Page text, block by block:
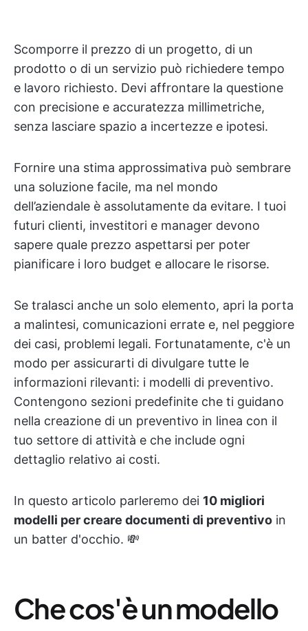
Scomporre il prezzo di un progetto, di un
prodotto o di un servizio può richiedere tempo
e lavoro richiesto. Devi affrontare la questione
con precisione e accuratezza millimetriche,
senza lasciare spazio a incertezze e ipotesi.
Fornire una stima approssimativa può sembrare
una soluzione facile, ma nel mondo
dell’aziendale è assolutamente da evitare. I tuoi
futuri clienti, investitori e manager devono
sapere quale prezzo aspettarsi per poter
pianificare i loro budget e allocare le risorse.
Se tralasci anche un solo elemento, apri la porta
a malintesi, comunicazioni errate e, nel peggiore
dei casi, problemi legali. Fortunatamente, c'è un
modo per assicurarti di divulgare tutte le
informazioni rilevanti: i modelli di preventivo.
Contengono sezioni predefinite che ti guidano
nella creazione di un preventivo in linea con il
tuo settore di attività e che include ogni
dettaglio relativo ai costi.
In questo articolo parleremo dei 10 migliori
modelli per creare documenti di preventivo in
un batter d'occhio. 💸
Che cos'è un modello